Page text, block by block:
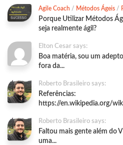
Agile Coach / Métodos Ágeis /
Porque Utilizar Métodos
seja realmente ágil?
Elton Cesar says:
Boa matéria, sou um
fora da...
Roberto Brasileiro says:
Referências:
https://en.wikipedia.org/
Roberto Brasileiro says:
Faltou mais gente além do
uma...